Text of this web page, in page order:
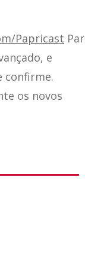
Papricast
e
confirme.
os novos